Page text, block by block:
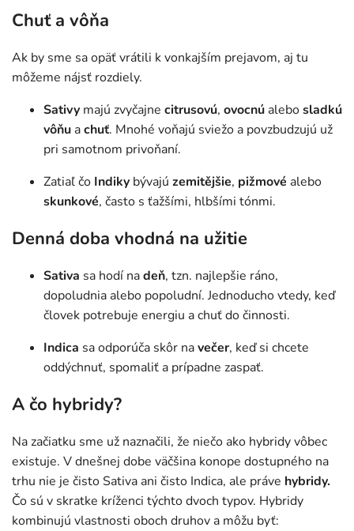
Chuť a vôňa
Ak by sme sa opäť vrátili k vonkajším prejavom, aj tu
môžeme nájsť rozdiely.
Sativy majú zvyčajne citrusovú, ovocnú alebosladkú
vôňu achuť. Mnohé voňajú sviežo a povzbudzujú už
pri samotnom privoňaní.
Zatiaľ čo Indiky bývajú zemitějšie, pižmové alebo
skunkové, často s ťažšími, hlbšími tónmi.
Denná doba vhodná na užitie
Sativa sa hodí nadeň, tzn. najlepšie ráno,
dopoludnia alebo popoludní. Jednoducho vtedy, keď
človek potrebuje energiu a chuť do činnosti.
Indica sa odporúča skôr navečer, keď si chcete
oddýchnuť, spomaliť a prípadne zaspať.
A čo hybridy?
Na začiatku sme už naznačili, že niečo ako hybridy vôbec
existuje. V dnešnej dobe väčšina konope dostupného na
trhu nie je čisto Sativa ani čisto Indica, ale práve hybridy.
Čo sú v skratke kríženci týchto dvoch typov. Hybridy
kombinujú vlastnosti oboch druhov a môžu byť: